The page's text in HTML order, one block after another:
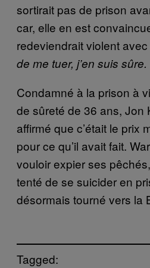
sortirait pas de prison
car, elle en est
redeviendrait violent avec
de me tuer, j’en suis sûre.
Condamné à la prison à
de sûreté de 36 ans, Jon
affirmé que c’était le prix
pour ce qu’il avait fait.
vouloir expier ses
tenté de se suicider en
désormais tourné vers la
Tagged: